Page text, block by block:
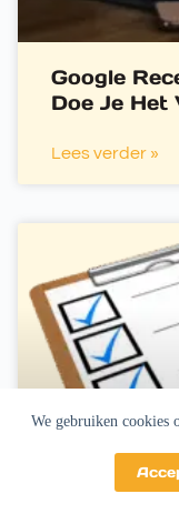
We gebruiken cookies
Google
Doe Je Het
Lees verder »